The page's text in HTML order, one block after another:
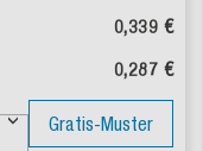
0,339 €
0,287 €
Gratis-Muster